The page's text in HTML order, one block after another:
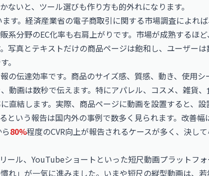
ないと、ツール選びも作り方も的外れになります。
す。経済産業省の電子商取引に関する市場調査によれ
系分野のEC化率も右肩上がりです。市場が成熟するほ
写真とテキストだけの商品ページは飽和し、ユーザーは
。
の伝達効率です。商品のサイズ感、質感、動き、使用シ
動画は数秒で伝えます。特にアパレル、コスメ、雑貨
直結します。実際、商品ページに動画を設置すると、
という報告は国内外の事例で数多く見られます。改善幅
80%程度のCVR向上が報告されるケースが多く、決し
ール、YouTubeショートといった短尺動画プラットフ
れ」が一気に進みました。いまや短尺の縦型動画は、